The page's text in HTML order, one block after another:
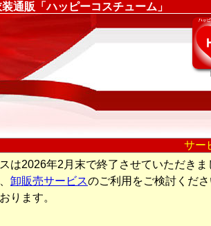
通販「ハッピーコスチューム」
サー
は2026年2月末で終了させていただきま
卸販売サービスのご利用をご検討くださ
ります。